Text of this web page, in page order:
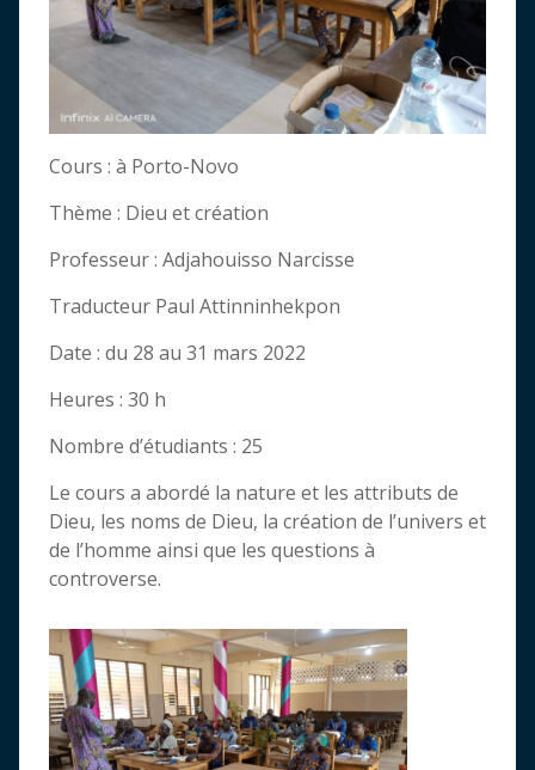
Cours : à Porto-Novo
Thème : Dieu et création
Professeur : Adjahouisso Narcisse
Traducteur Paul Attinninhekpon
Date : du 28 au 31 mars 2022
Heures : 30 h
Nombre d’étudiants : 25
Le cours a abordé la nature et les attributs de
Dieu, les noms de Dieu, la création de l’univers et
de l’homme ainsi que les questions à
controverse.